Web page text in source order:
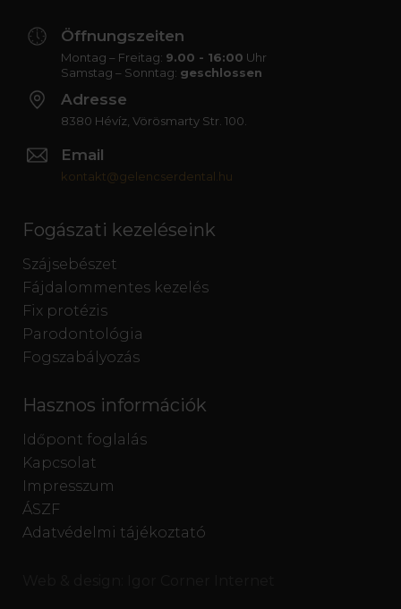
Öffnungszeiten
Montag – Freitag: 9.00 - 16:00 Uhr
Samstag – Sonntag: geschlossen
Adresse
8380 Hévíz, Vörösmarty Str. 100.
Email
kontakt@gelencserdental.hu
Fogászati kezeléseink
Szájsebészet
Fájdalommentes kezelés
Fix protézis
Parodontológia
Fogszabályozás
Hasznos információk
Időpont foglalás
Kapcsolat
Impresszum
ÁSZF
Adatvédelmi tájékoztató